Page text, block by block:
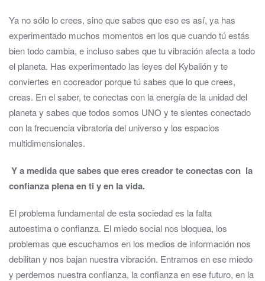
Ya no sólo lo crees, sino que sabes que eso es así, ya has
experimentado muchos momentos en los que cuando tú estás
bien todo cambia, e incluso sabes que tu vibración afecta a todo
el planeta. Has experimentado las leyes del Kybalión y te
conviertes en cocreador porque tú sabes que lo que crees,
creas. En el saber, te conectas con la energía de la unidad del
planeta y sabes que todos somos UNO y te sientes conectado
con la frecuencia vibratoria del universo y los espacios
multidimensionales.
Y a medida que sabes que eres creador te conectas con la
confianza plena en ti y en la vida.
El problema fundamental de esta sociedad es la falta
autoestima o confianza. El miedo social nos bloquea, los
problemas que escuchamos en los medios de información nos
debilitan y nos bajan nuestra vibración. Entramos en ese miedo
y perdemos nuestra confianza, la confianza en ese futuro, en la